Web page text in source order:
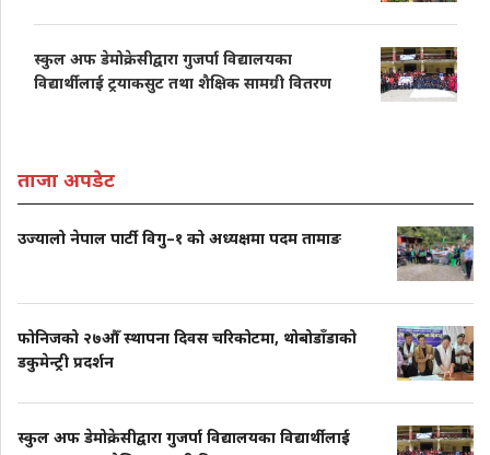
स्कुल अफ डेमोक्रेसीद्वारा गुजर्पा विद्यालयका
विद्यार्थीलाई ट्रयाकसुट तथा शैक्षिक सामग्री वितरण
ताजा अपडेट
उज्यालो नेपाल पार्टी विगु–१ को अध्यक्षमा पदम तामाङ
फोनिजको २७औँ स्थापना दिवस चरिकोटमा, थोबोडाँडाको
डकुमेन्ट्री प्रदर्शन
स्कुल अफ डेमोक्रेसीद्वारा गुजर्पा विद्यालयका विद्यार्थीलाई